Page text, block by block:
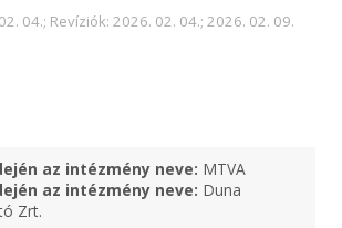
04.; Revíziók: 2026. 02. 04.; 2026. 02. 09.
az intézmény neve: MTVA
az intézmény neve: Duna
Zrt.